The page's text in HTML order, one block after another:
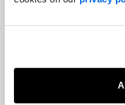
À propos du Forum
Le Forum Ghislain Dufour
gens d’affaires de